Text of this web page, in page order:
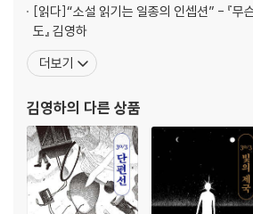
[읽다]“소설 읽기는 일종의 인셉션” - 『무
도』 김영하
더보기
김영하의 다른 상품